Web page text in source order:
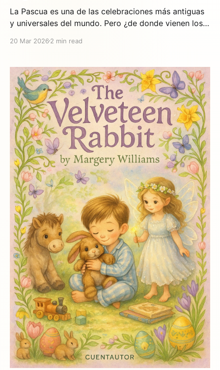
La Pascua es una de las celebraciones más antiguas
y universales del mundo. Pero ¿de donde vienen los
historias deberiamos contar a los niños? Esta guia te
¿Por que celebramos la Pascua? La
20 Mar 2026 2 min read